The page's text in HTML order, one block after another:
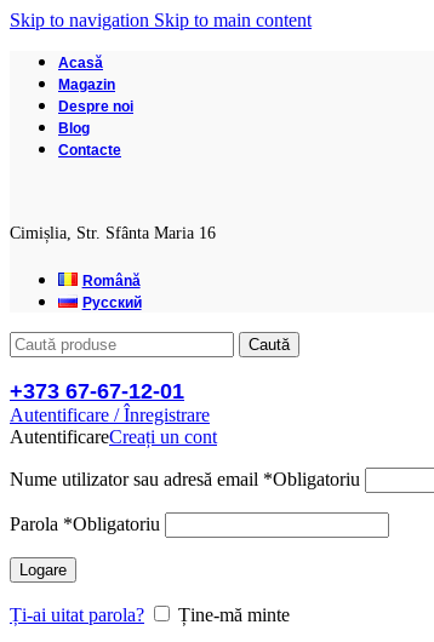
Skip to navigation Skip to main content
Acasă
Magazin
Despre noi
Blog
Contacte
Cimișlia, Str. Sfânta Maria 16
Română
Русский
Caută
+373 67-67-12-01
Autentificare / Înregistrare
AutentificareCreați un cont
Nume utilizator sau adresă email *Obligatoriu
Parola *Obligatoriu
Logare
Ți-ai uitat parola?
Ține-mă minte